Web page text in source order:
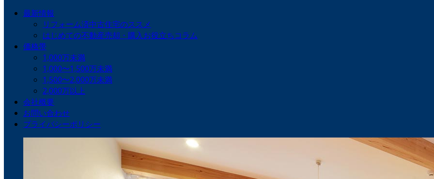
最新情報
リフォーム済中古住宅のススメ
はじめての不動産売却・購入お役立ちコラム
価格帯
1,000万未満
1,000〜1,500万未満
1,500〜2,000万未満
2,000万以上
会社概要
お問い合わせ
プライバシーポリシー